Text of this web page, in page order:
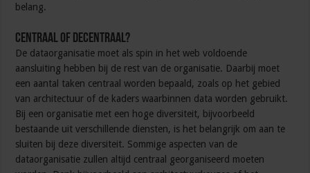
belang.
Centraal of decentraal?
De dataorganisatie moet als spin in het web voldoende
aansluiting hebben bij de rest van de organisatie. Daarbij moet
een aantal taken centraal worden bepaald, zoals op het gebied
van architectuur of de kaders waarbinnen data worden gebruikt.
Bij een organisatie met een hoge diversiteit, bijvoorbeeld
bestaande uit verschillende diensten, is het belangrijk om aan te
sluiten bij deze diversiteit. Sommige aspecten van de
dataorganisatie zullen altijd centraal georganiseerd moeten